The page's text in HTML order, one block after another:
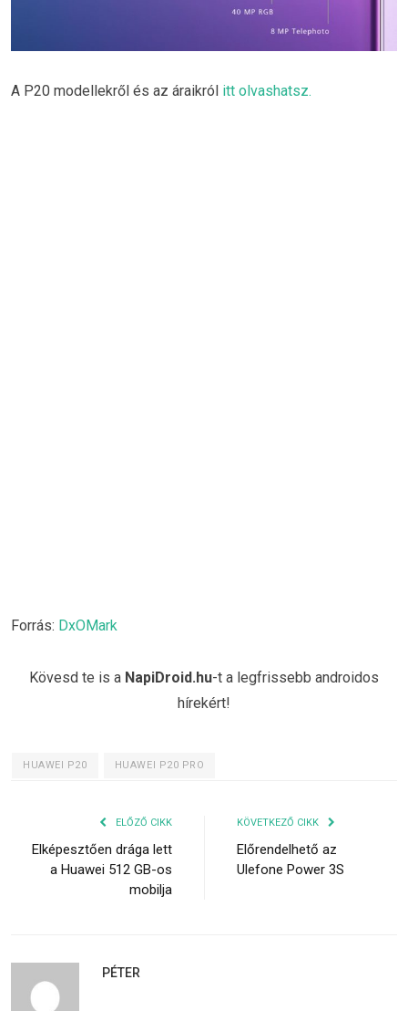
A P20 modellekről és az áraikról itt olvashatsz.
Forrás: DxOMark
Kövesd te is a NapiDroid.hu-t a legfrissebb androidos
hírekért!
HUAWEI P20 HUAWEI P20 PRO
ELŐZŐ CIKK
Elképesztően drága lett
a Huawei 512 GB-os
mobilja
KÖVETKEZŐ CIKK
Előrendelhető az
Ulefone Power 3S
PÉTER